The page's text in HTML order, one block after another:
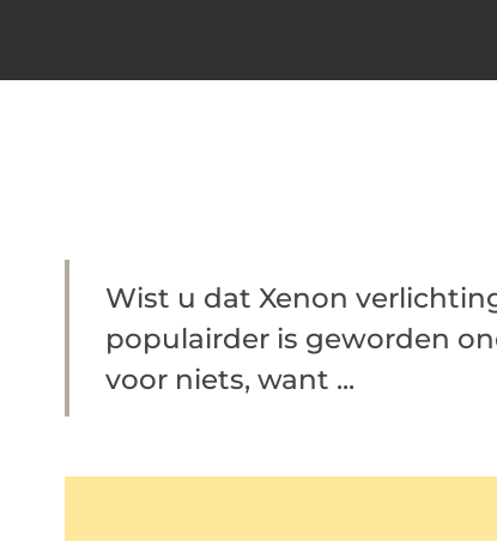
Wist u dat Xenon
populairder is geworden
voor niets, want ...